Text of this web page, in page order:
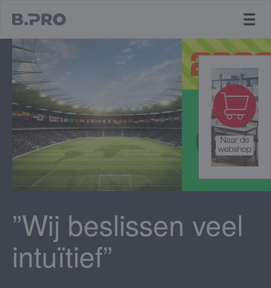
”Wij beslissen veel
intuïtief”